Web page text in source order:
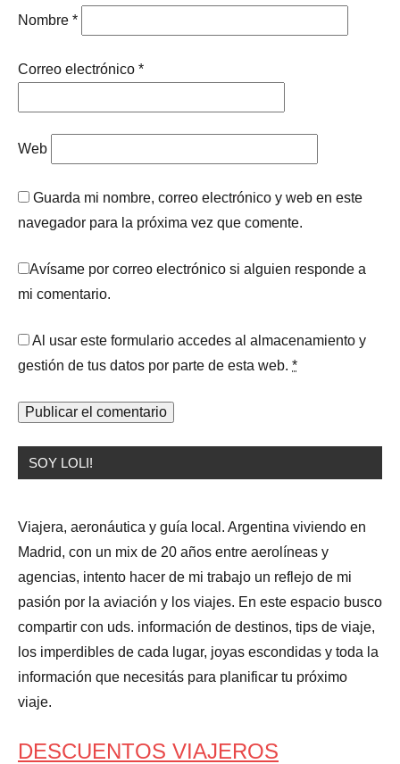
Nombre *
Correo electrónico *
Web
Guarda mi nombre, correo electrónico y web en este
navegador para la próxima vez que comente.
Avísame por correo electrónico si alguien responde a
mi comentario.
Al usar este formulario accedes al almacenamiento y
gestión de tus datos por parte de esta web. *
SOY LOLI!
Viajera, aeronáutica y guía local. Argentina viviendo en
Madrid, con un mix de 20 años entre aerolíneas y
agencias, intento hacer de mi trabajo un reflejo de mi
pasión por la aviación y los viajes. En este espacio busco
compartir con uds. información de destinos, tips de viaje,
los imperdibles de cada lugar, joyas escondidas y toda la
información que necesitás para planificar tu próximo
viaje.
DESCUENTOS VIAJEROS